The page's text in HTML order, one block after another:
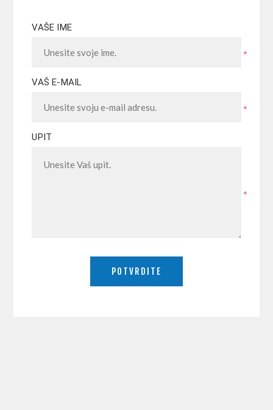
VAŠE IME
*
VAŠ E-MAIL
*
UPIT
*